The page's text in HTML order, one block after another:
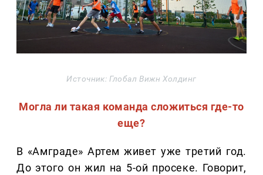
Источник: Глобал Вижн Холдинг
Могла ли такая команда сложиться где-то
еще?
В «Амграде» Артем живет уже третий год.
До этого он жил на 5-ой просеке. Говорит,